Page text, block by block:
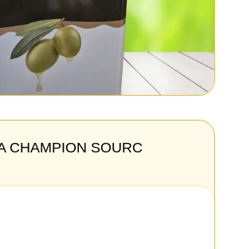
CHAMPION SOURC